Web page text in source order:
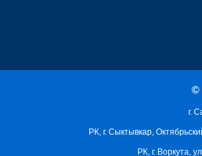
©
г.
РК, г. Сыктывкар,
РК, г. Воркута,